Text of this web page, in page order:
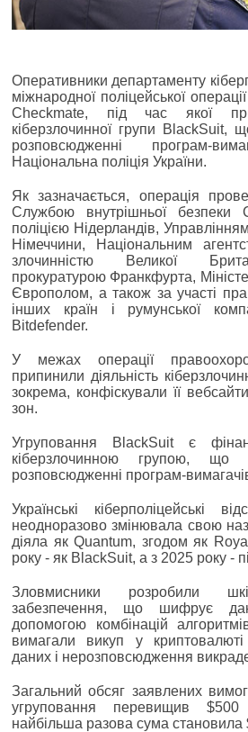
Оперативники департаменту
міжнародної поліцейської
Checkmate, під час якої
кіберзлочинної групи BlackSuit,
розповсюдженні програм-
Національна поліція України.
Як зазначається, операція
Службою внутрішньої
поліцією Нідерландів,
Німеччини, Національним
злочинністю Великої
прокуратурою Франкфурта,
Європолом, а також за участі
інших країн і румунської
Bitdefender.
У межах операції
припинили діяльність
зокрема, конфіскували її
зон.
Угруповання BlackSuit є
кіберзлочинною групою, що
розповсюдженні програм-
Українські кіберполіцейські
неодноразово змінювала свою
діяла як Quantum, згодом як
року - як BlackSuit, а з 2025 року -
Зловмисники розробили
забезпечення, що шифрує
допомогою комбінацій
вимагали викуп у
даних і нерозповсюдження
Загальний обсяг заявлених
угруповання перевищив
найбільша разова сума становила